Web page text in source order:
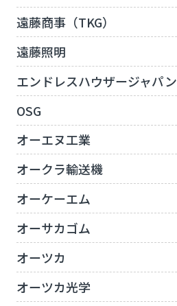
遠藤商事（TKG）
遠藤照明
エンドレスハウザージャパン
OSG
オーエヌ工業
オークラ輸送機
オーケーエム
オーサカゴム
オーツカ
オーツカ光学